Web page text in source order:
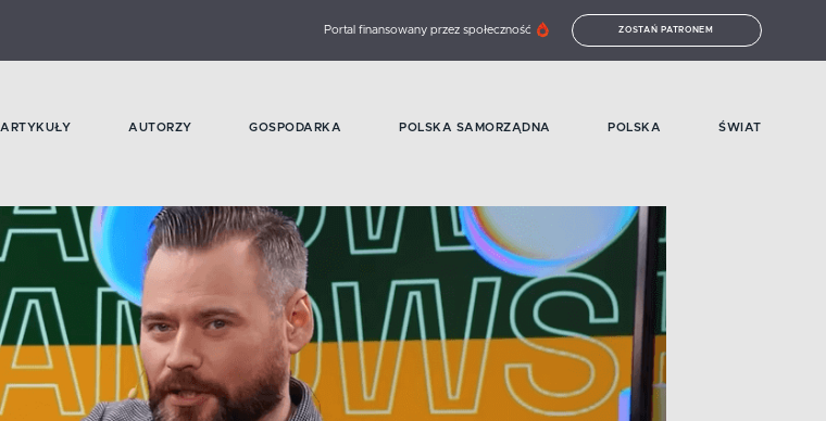
Portal finansowany przez społeczność ZOSTAŃ PATRONEM
ARTYKUŁY AUTORZY GOSPODARKA POLSKA SAMORZĄDNA POLSKA ŚWIAT